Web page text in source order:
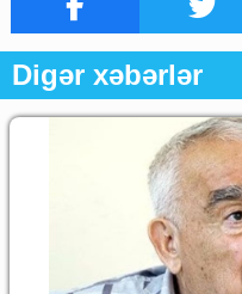
Digər xəbərlər